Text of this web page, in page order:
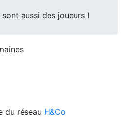
aussi des joueurs !
du réseau H&Co